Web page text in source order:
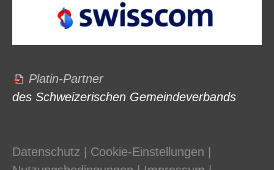
Platin-Partner
des Schweizerischen Gemeindeverbands
Datenschutz | Cookie-Einstellungen |